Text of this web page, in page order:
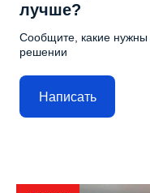
лучше?
Сообщите, какие нужны
решении
Написать